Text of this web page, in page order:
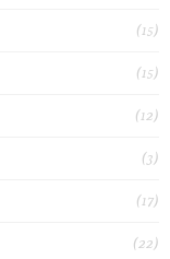
(15)
(15)
(12)
(3)
(17)
(22)